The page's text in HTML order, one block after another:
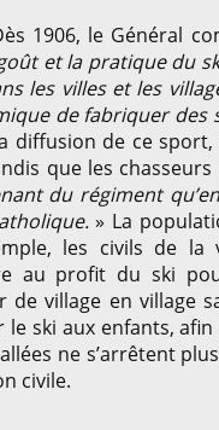
1906, le Général
et la pratique du
les villes et les
de fabriquer des
de ce sport,
que les chasseurs
du régiment
» La
les civils de la
au profit du ski
village en village
ski aux enfants, afin
ne s’arrêtent
civile.